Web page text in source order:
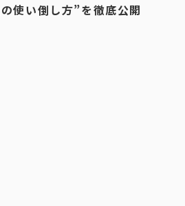
使い倒し方”を徹底公開